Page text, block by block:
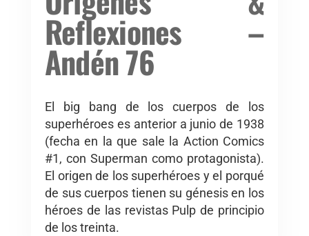
Reflexiones –
Andén 76
El big bang de los cuerpos de los
superhéroes es anterior a junio de 1938
(fecha en la que sale la Action Comics
#1, con Superman como protagonista).
El origen de los superhéroes y el porqué
de sus cuerpos tienen su génesis en los
héroes de las revistas Pulp de principio
de los treinta.